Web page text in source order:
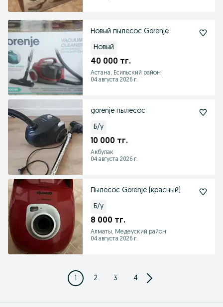
Новый пылесос Gorenje
Новый
40 000 тг.
Астана, Есильский район
04 августа 2026 г.
gorenje пылесос
Б/у
10 000 тг.
Акбулак
04 августа 2026 г.
Пылесос Gorenje (красный)
Б/у
8 000 тг.
Алматы, Медеуский район
04 августа 2026 г.
1 2 3 4